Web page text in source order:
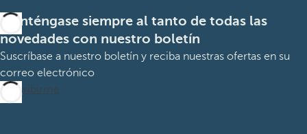
Manténgase siempre al tanto de todas las
novedades con nuestro boletín
Suscríbase a nuestro boletín y reciba nuestras ofertas en su
correo electrónico
Suscribirme